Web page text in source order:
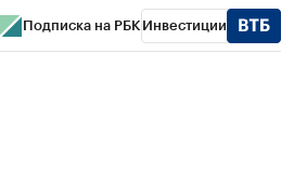
Подписка на РБК Инвестиции